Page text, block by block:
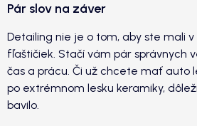
Pár slov na záver
Detailing nie je o tom, aby ste mali
fľaštičiek. Stačí vám pár správnych
čas a prácu. Či už chcete mať auto
po extrémnom lesku keramiky,
bavilo.